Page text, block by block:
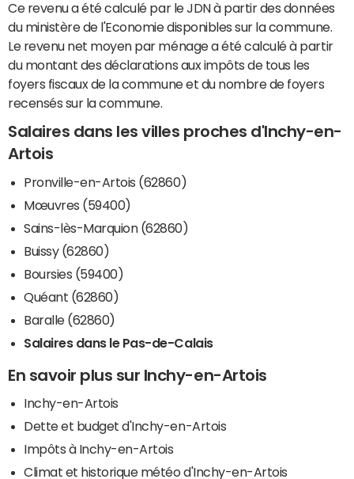
Ce revenu a été calculé par le JDN à partir des données
du ministère de l'Economie disponibles sur la commune.
Le revenu net moyen par ménage a été calculé à partir
du montant des déclarations aux impôts de tous les
foyers fiscaux de la commune et du nombre de foyers
recensés sur la commune.
Salaires dans les villes proches d'Inchy-en-
Artois
Pronville-en-Artois (62860)
Mœuvres (59400)
Sains-lès-Marquion (62860)
Buissy (62860)
Boursies (59400)
Quéant (62860)
Baralle (62860)
Salaires dans le Pas-de-Calais
En savoir plus sur Inchy-en-Artois
Inchy-en-Artois
Dette et budget d'Inchy-en-Artois
Impôts à Inchy-en-Artois
Climat et historique météo d'Inchy-en-Artois